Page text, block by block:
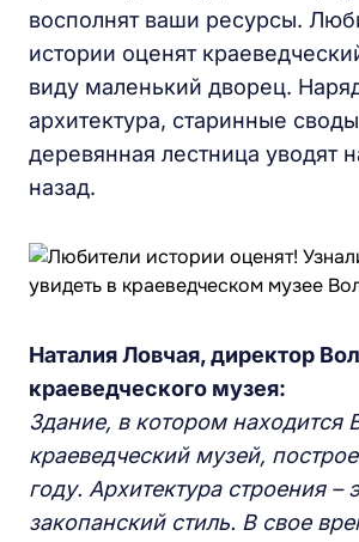
восполнят ваши ресурсы.
истории оценят
виду маленький дворец.
архитектура, старинные
деревянная лестница уводят
назад.
Наталия Ловчая, директор
краеведческого музея:
Здание, в котором находится
краеведческий музей,
году. Архитектура строения –
закопанский стиль. В свое